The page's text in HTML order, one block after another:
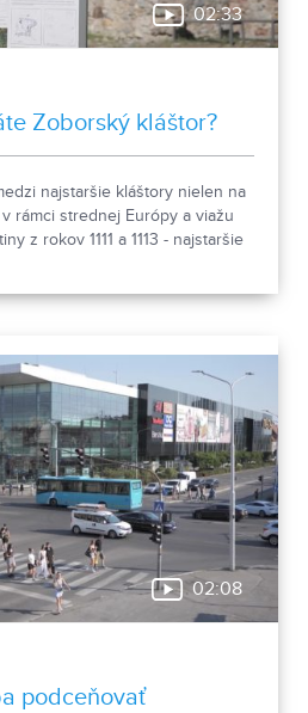
02:33
Zoborský kláštor?
najstaršie kláštory nielen na
rámci strednej Európy a viažu
z rokov 1111 a 1113 - najstaršie
02:08
podceňovať